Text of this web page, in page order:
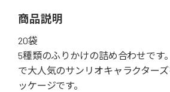
商品説明
20袋
5種類のふりかけの詰め合わせです
で大人気のサンリオキャラクター
ッケージです。